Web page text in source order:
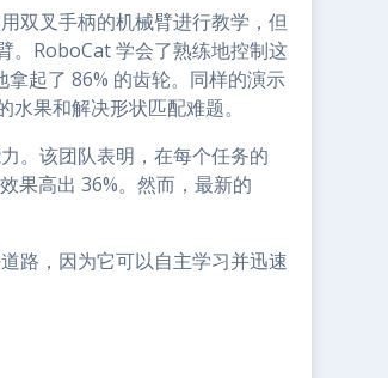
双叉手柄的机械臂进行教学，但
。RoboCat 学会了熟练地控制这
起了 86% 的齿轮。同样的演示
果和解决形状匹配难题。
。该团队表明，在每个任务的
果高出 36%。然而，最新的
路，因为它可以自主学习并迅速